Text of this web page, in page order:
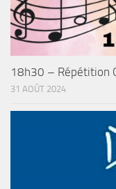
18h30 – Répétition
31 AOÛT 2024